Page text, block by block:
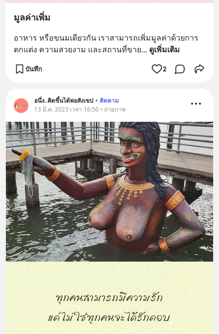
มูลค่าเพิ่ม
อาหาร หรือขนมเดียวกัน เราสามารถเพิ่มมูลค่าด้วยการ
ตกแต่ง ความสวยงาม และสถานที่ขาย... ดูเพิ่มเติม
บันทึก 2
อนึ่ง..คิดขึ้นได้พอสังเขป • ติดตาม
13 มี.ค. 2023 เวลา 16:50 • ถ่ายภาพ